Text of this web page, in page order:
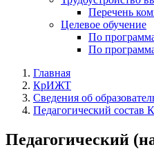
Перечень
Целевое обучение
По
По
Главная
КрИЖТ
Сведения об
Педагогический
Педагогический